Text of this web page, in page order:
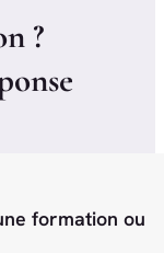
n ?
onse
formation ou